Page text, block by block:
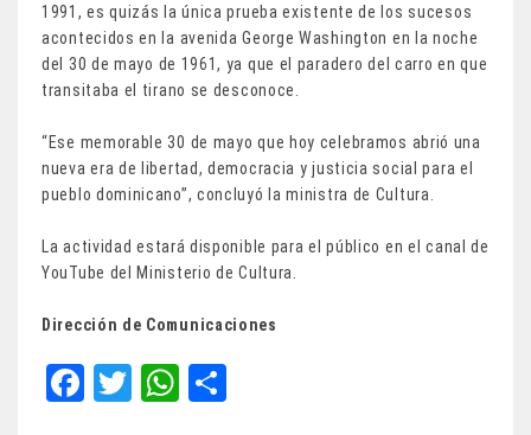
1991, es quizás la única prueba existente de los sucesos
acontecidos en la avenida George Washington en la noche
del 30 de mayo de 1961, ya que el paradero del carro en que
transitaba el tirano se desconoce.
“Ese memorable 30 de mayo que hoy celebramos abrió una
nueva era de libertad, democracia y justicia social para el
pueblo dominicano”, concluyó la ministra de Cultura.
La actividad estará disponible para el público en el canal de
YouTube del Ministerio de Cultura.
Dirección de Comunicaciones
Fa T
W